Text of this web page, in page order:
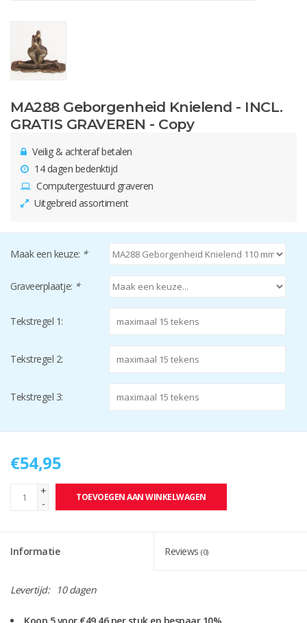
MA288 Geborgenheid Knielend - INCL.
GRATIS GRAVEREN - Copy
Veilig & achteraf betalen
14 dagen bedenktijd
Computergestuurd graveren
Uitgebreid assortiment
Maak een keuze: *
Graveerplaatje: *
Tekstregel 1:
Tekstregel 2:
Tekstregel 3:
€54,95
+
-
TOEVOEGEN AAN WINKELWAGEN
Informatie Reviews (0)
Levertijd: 10 dagen